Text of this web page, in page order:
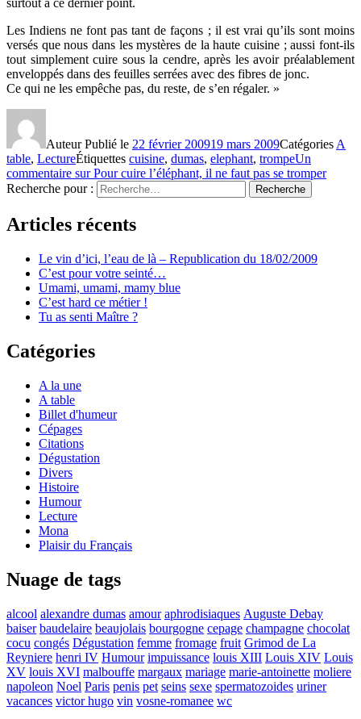
surtout à ce dernier point.
Les Indiens ne font pas tant de façons ; il est vrai qu’ils sont moins
versés que nous dans les mystères de la haute cuisine ; aussi font-ils
tout simplement cuire sous la cendre, après les avoir préalablement
enveloppés dans des feuilles serrées avec des fibres de jonc.
Ce qui ne les empêche pas, du reste, de s’en régaler. »
AuteurPublié le 22 février 200919 mars 2009Catégories A
table, LectureÉtiquettes cuisine, dumas, elephant, trompeUn
commentaire sur Pour cuire l’éléphant, il ne faut pas se tromper
Recherche pour :
Recherche
Articles récents
Le vin d’ici, l’eau de là – Republication du 18/02/2009
C’est pour votre seinté…
Umami, umami, mamy blue
C’est hard ce métier !
Tu as senti Maître ?
Catégories
A la une
A table
Billet d'humeur
Cépages
Citations
Dégustation
Divers
Histoire
Humour
Lecture
Mona
Plaisir du Français
Nuage de tags
alcool alexandre dumas amour aphrodisiaques Auguste Debay
baiser baudelaire beaujolais bourgogne cepage champagne chocolat
cocu congés Dégustation femme fromage fruit Grimod de La
Reyniere henri IV Humour impuissance louis XIII Louis XIV Louis
XV louis XVI malbouffe margaux mariage marie-antoinette moliere
napoleon Noel Paris penis pet seins sexe spermatozoides uriner
vacances victor hugo vin vosne-romanee wc